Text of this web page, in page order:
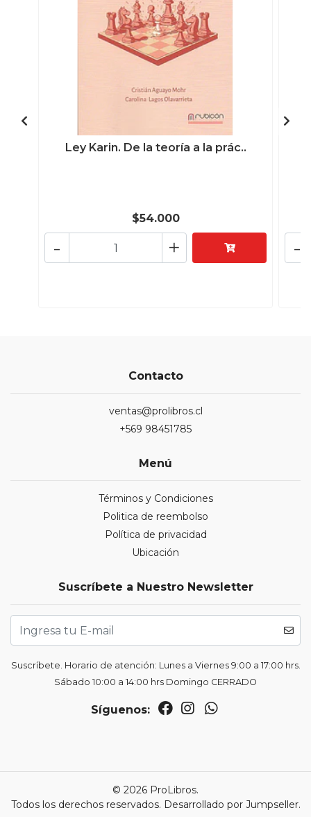
Ley Karin. De la teoría a la prác..
$54.000
+
- -
Contacto
ventas@prolibros.cl
+569 98451785
Menú
Términos y Condiciones
Politica de reembolso
Política de privacidad
Ubicación
Suscríbete a Nuestro Newsletter
Suscríbete. Horario de atención: Lunes a Viernes 9:00 a 17:00 hrs.
Sábado 10:00 a 14:00 hrs Domingo CERRADO
Síguenos:
© 2026 ProLibros.
Todos los derechos reservados. Desarrollado por Jumpseller.